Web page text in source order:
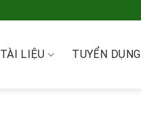
TÀI LIỆU TUYỂN DỤNG